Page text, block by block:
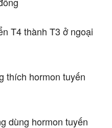
T4 thành T3 ở ngoại
thích hormon tuyến
dùng hormon tuyến